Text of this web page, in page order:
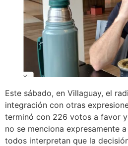
Este sábado, en Villaguay, el
integración con otras
terminó con 226 votos a favor
no se menciona expresamente
todos interpretan que la